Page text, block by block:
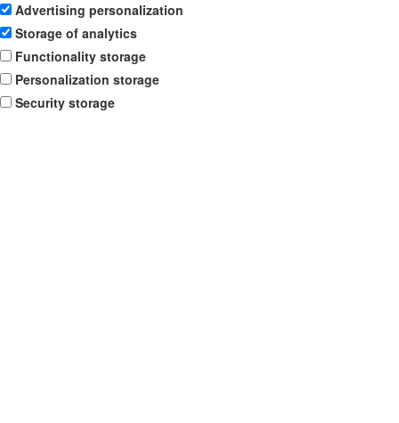
Advertising personalization
Storage of analytics
Functionality storage
Personalization storage
Security storage